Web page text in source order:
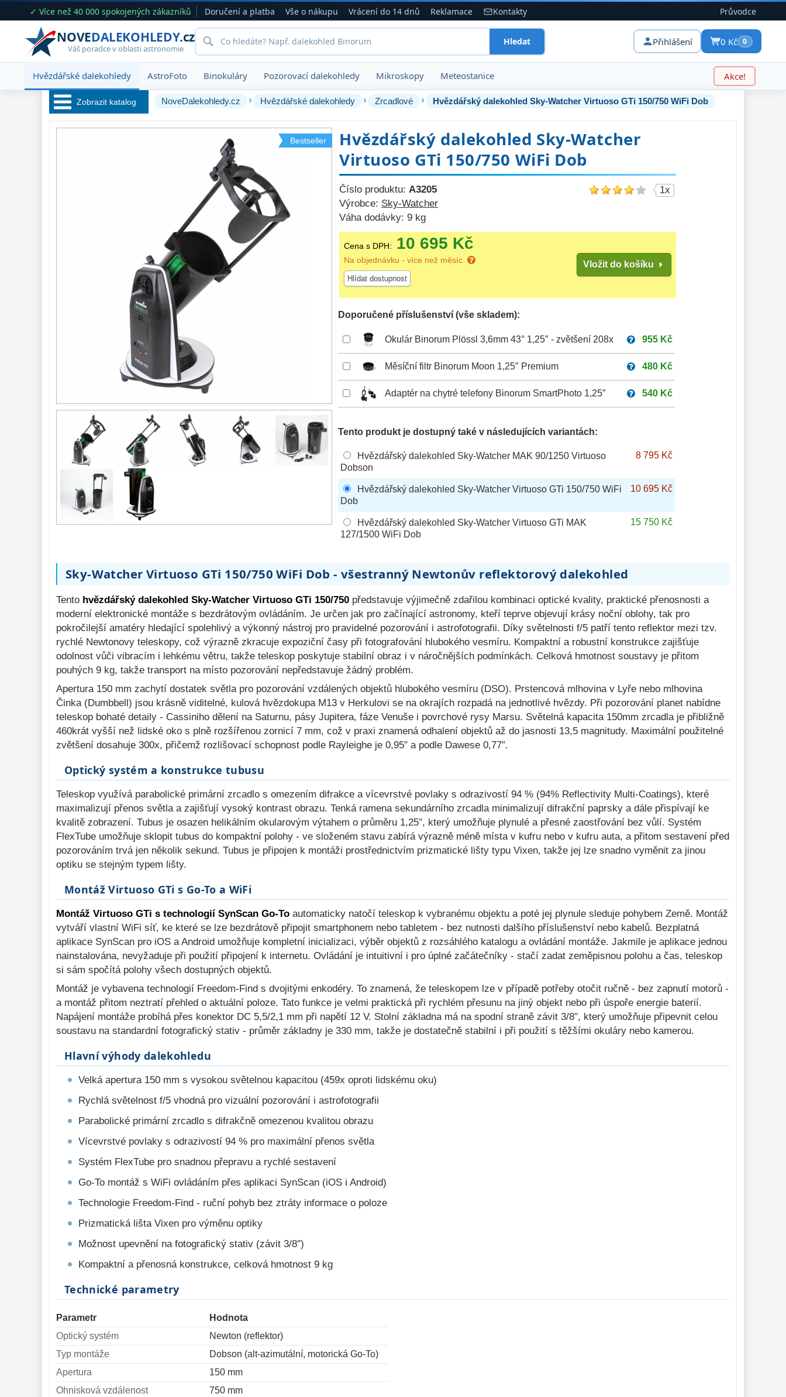
✓ Více než 40 000 spokojených zákazníků Doručení a platba Vše o nákupu Vrácení do 14 dnů Reklamace Kontakty Průvodce
NOVEDALEKOHLEDY.cz
Váš poradce v oblasti astronomie
Hledat Přihlášení 0 Kč 0
Hvězdářské dalekohledy AstroFoto Binokuláry Pozorovací dalekohledy Mikroskopy Meteostanice Akce!
Zobrazit katalog
Hledáčky
Příslušenství
Montáže
Zrcátka a hranoly 61
AstroFoto
dalekohledy
285
Dálkoměry a Noční
vidění
17
Mikroskopy
Příslušenství
Meteostanice 52
Foto stativy
Ostatní 179
Bazar 11
NoveDalekohledy.cz › Hvězdářské dalekohledy › Zrcadlové › Hvězdářský dalekohled Sky-Watcher Virtuoso GTi 150/750 WiFi Dob
Bestseller
Hvězdářský dalekohled Sky-Watcher
Virtuoso GTi 150/750 WiFi Dob
Číslo produktu: A3205
Výrobce: Sky-Watcher
Váha dodávky: 9 kg
1x
Cena s DPH: 10 695 Kč
Na objednávku - více než měsíc
Hlídat dostupnost
Vložit do košíku
Doporučené příslušenství (vše skladem):
Okulár Binorum Plössl 3,6mm 43° 1,25″ - zvětšení 208x 955 Kč
Měsíční filtr Binorum Moon 1,25″ Premium 480 Kč
Adaptér na chytré telefony Binorum SmartPhoto 1,25″ 540 Kč
Tento produkt je dostupný také v následujících variantách:
Hvězdářský dalekohled Sky-Watcher MAK 90/1250 Virtuoso
Dobson
8 795 Kč
Hvězdářský dalekohled Sky-Watcher Virtuoso GTi 150/750 WiFi
Dob
10 695 Kč
Hvězdářský dalekohled Sky-Watcher Virtuoso GTi MAK
127/1500 WiFi Dob
15 750 Kč
Sky-Watcher Virtuoso GTi 150/750 WiFi Dob - všestranný Newtonův reflektorový dalekohled
Tento hvězdářský dalekohled Sky-Watcher Virtuoso GTi 150/750 představuje výjimečně zdařilou kombinaci optické kvality, praktické přenosnosti a
moderní elektronické montáže s bezdrátovým ovládáním. Je určen jak pro začínající astronomy, kteří teprve objevují krásy noční oblohy, tak pro
pokročilejší amatéry hledající spolehlivý a výkonný nástroj pro pravidelné pozorování i astrofotografii. Díky světelnosti f/5 patří tento reflektor mezi tzv.
rychlé Newtonovy teleskopy, což výrazně zkracuje expoziční časy při fotografování hlubokého vesmíru. Kompaktní a robustní konstrukce zajišťuje
odolnost vůči vibracím i lehkému větru, takže teleskop poskytuje stabilní obraz i v náročnějších podmínkách. Celková hmotnost soustavy je přitom
pouhých 9 kg, takže transport na místo pozorování nepředstavuje žádný problém.
Apertura 150 mm zachytí dostatek světla pro pozorování vzdálených objektů hlubokého vesmíru (DSO). Prstencová mlhovina v Lyře nebo mlhovina
Činka (Dumbbell) jsou krásně viditelné, kulová hvězdokupa M13 v Herkulovi se na okrajích rozpadá na jednotlivé hvězdy. Při pozorování planet nabídne
teleskop bohaté detaily - Cassiniho dělení na Saturnu, pásy Jupitera, fáze Venuše i povrchové rysy Marsu. Světelná kapacita 150mm zrcadla je přibližně
460krát vyšší než lidské oko s plně rozšířenou zornicí 7 mm, což v praxi znamená odhalení objektů až do jasnosti 13,5 magnitudy. Maximální použitelné
zvětšení dosahuje 300x, přičemž rozlišovací schopnost podle Rayleighe je 0,95″ a podle Dawese 0,77″.
Optický systém a konstrukce tubusu
Teleskop využívá parabolické primární zrcadlo s omezením difrakce a vícevrstvé povlaky s odrazivostí 94 % (94% Reflectivity Multi-Coatings), které
maximalizují přenos světla a zajišťují vysoký kontrast obrazu. Tenká ramena sekundárního zrcadla minimalizují difrakční paprsky a dále přispívají ke
kvalitě zobrazení. Tubus je osazen helikálním okularovým výtahem o průměru 1,25″, který umožňuje plynulé a přesné zaostřování bez vůlí. Systém
FlexTube umožňuje sklopit tubus do kompaktní polohy - ve složeném stavu zabírá výrazně méně místa v kufru nebo v kufru auta, a přitom sestavení před
pozorováním trvá jen několik sekund. Tubus je připojen k montáži prostřednictvím prizmatické lišty typu Vixen, takže jej lze snadno vyměnit za jinou
optiku se stejným typem lišty.
Montáž Virtuoso GTi s Go-To a WiFi
Montáž Virtuoso GTi s technologií SynScan Go-To automaticky natočí teleskop k vybranému objektu a poté jej plynule sleduje pohybem Země. Montáž
vytváří vlastní WiFi síť, ke které se lze bezdrátově připojit smartphonem nebo tabletem - bez nutnosti dalšího příslušenství nebo kabelů. Bezplatná
aplikace SynScan pro iOS a Android umožňuje kompletní inicializaci, výběr objektů z rozsáhlého katalogu a ovládání montáže. Jakmile je aplikace jednou
nainstalována, nevyžaduje při použití připojení k internetu. Ovládání je intuitivní i pro úplné začátečníky - stačí zadat zeměpisnou polohu a čas, teleskop
si sám spočítá polohy všech dostupných objektů.
Montáž je vybavena technologií Freedom-Find s dvojitými enkodéry. To znamená, že teleskopem lze v případě potřeby otočit ručně - bez zapnutí motorů -
a montáž přitom neztratí přehled o aktuální poloze. Tato funkce je velmi praktická při rychlém přesunu na jiný objekt nebo při úspoře energie baterií.
Napájení montáže probíhá přes konektor DC 5,5/2,1 mm při napětí 12 V. Stolní základna má na spodní straně závit 3/8″, který umožňuje připevnit celou
soustavu na standardní fotografický stativ - průměr základny je 330 mm, takže je dostatečně stabilní i při použití s těžšími okuláry nebo kamerou.
Hlavní výhody dalekohledu
Velká apertura 150 mm s vysokou světelnou kapacitou (459x oproti lidskému oku)
Rychlá světelnost f/5 vhodná pro vizuální pozorování i astrofotografii
Parabolické primární zrcadlo s difrakčně omezenou kvalitou obrazu
Vícevrstvé povlaky s odrazivostí 94 % pro maximální přenos světla
Systém FlexTube pro snadnou přepravu a rychlé sestavení
Go-To montáž s WiFi ovládáním přes aplikaci SynScan (iOS i Android)
Technologie Freedom-Find - ruční pohyb bez ztráty informace o poloze
Prizmatická lišta Vixen pro výměnu optiky
Možnost upevnění na fotografický stativ (závit 3/8″)
Kompaktní a přenosná konstrukce, celková hmotnost 9 kg
Technické parametry
Parametr
Hodnota
Optický systém
Newton (reflektor)
Typ montáže
Dobson (alt-azimutální, motorická Go-To)
Apertura
150 mm
Ohnisková vzdálenost
750 mm